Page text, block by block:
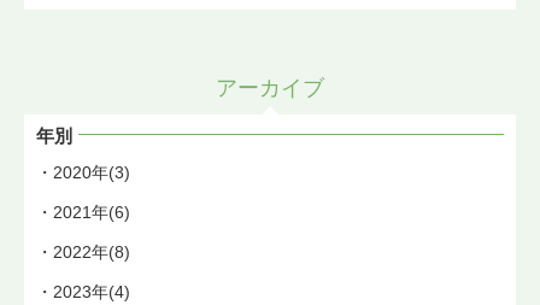
アーカイブ
年別
2020年(3)
2021年(6)
2022年(8)
2023年(4)